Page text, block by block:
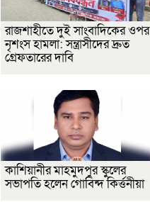
রাজশাহীতে দুই সাংবাদিকের ওপর
নৃশংস হামলা: সন্ত্রাসীদের দ্রুত
গ্রেফতারের দাবি
কাশিয়ানীর মাহমুদপুর স্কুলের
সভাপতি হলেন গোবিন্দ কির্ত্তনীয়া